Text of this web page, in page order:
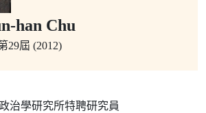
han Chu
29屆 (2012)
治學研究所特聘研究員